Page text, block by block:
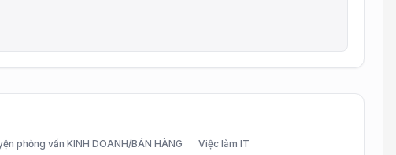
phỏng vấn KINH DOANH/BÁN HÀNG
Việc làm IT